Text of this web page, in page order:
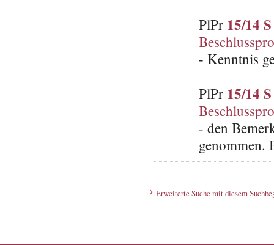
PlPr 15/14 S
- Kenntnis
PlPr 15/14 S
- den
genommen.
Erweiterte Suche mit diesem